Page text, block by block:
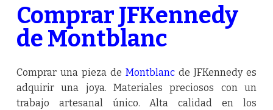
Comprar JFKennedy
de Montblanc
Comprar una pieza deMontblanc de JFKennedy es
adquirir una joya. Materiales preciosos con un
trabajo artesanal único. Alta calidad en los